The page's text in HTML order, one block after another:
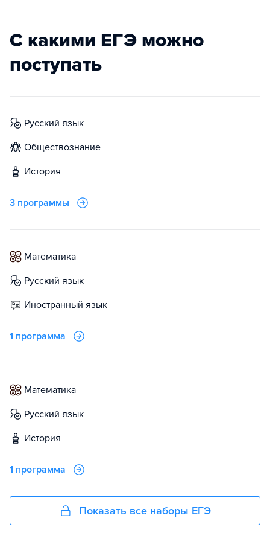
С какими ЕГЭ можно
поступать
русский язык
обществознание
история
3 программы
математика
русский язык
иностранный язык
1 программа
математика
русский язык
история
1 программа
Показать все наборы ЕГЭ